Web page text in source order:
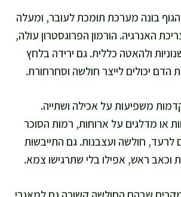
בונה מערכת תומכת לעובר, ומעלה
האנרגיה. הורמון הפרוגסטרון עולה,
ולהאטה כללית. גם ירידה בלחץ
הדם יכולים לייצר חולשה וסחרחורת.
משפיעות על אכילה ושתייה.
או מדלגים על ארוחות, רמות הסוכר
לרעד, חולשה ועצבנות. גם התייבשות
וכאב ראש, אפילו בלי שתרגישו צמא.